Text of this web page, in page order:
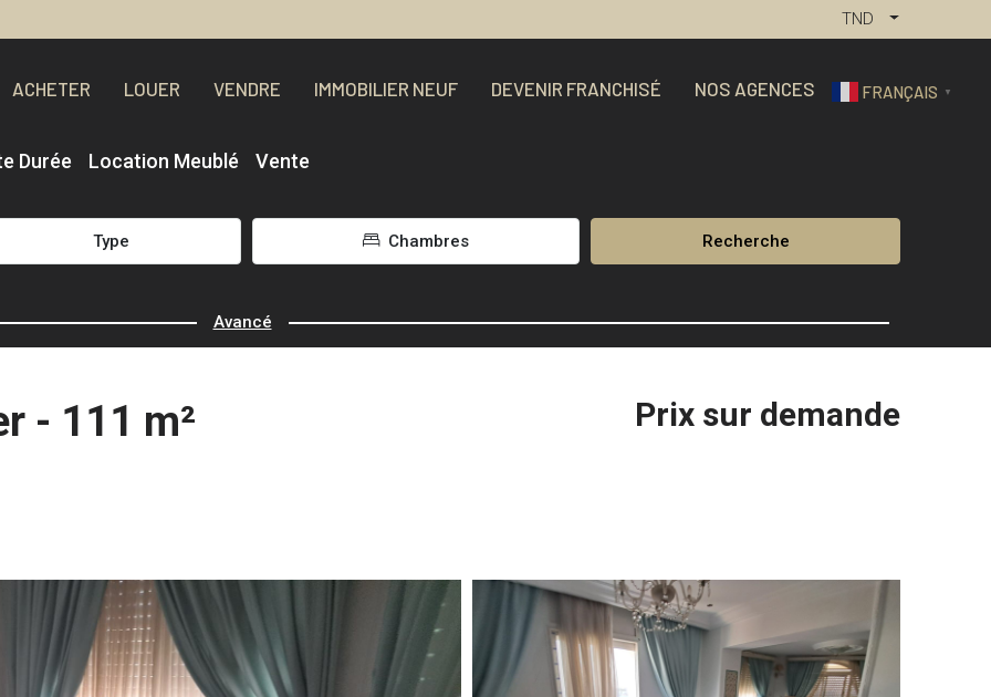
TND
ACHETER LOUER VENDRE IMMOBILIER NEUF DEVENIR FRANCHISÉ NOS AGENCES FRANÇAIS ▼
Durée Location Meublé Vente
Type Chambres Recherche
Avancé
- 111 m² Prix sur demande